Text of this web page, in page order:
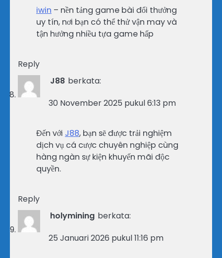
iwin – nền tảng game bài đổi thưởng
uy tín, nơi bạn có thể thử vận may và
tận hưởng nhiều tựa game hấp
Reply
J88 berkata:
30 November 2025 pukul 6:13 pm
Đến với J88, bạn sẽ được trải nghiệm
dịch vụ cá cược chuyên nghiệp cùng
hàng ngàn sự kiện khuyến mãi độc
quyền.
Reply
holymining berkata:
25 Januari 2026 pukul 11:16 pm